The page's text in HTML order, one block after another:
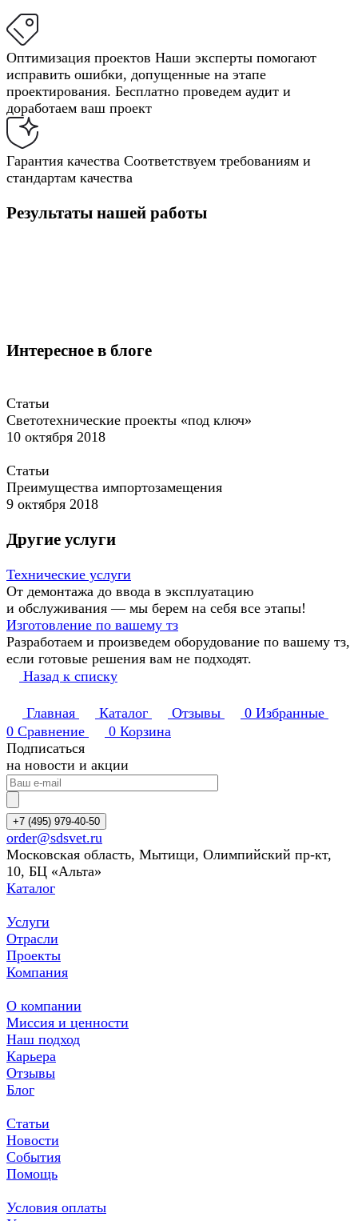
Оптимизация проектов Наши эксперты помогают
исправить ошибки, допущенные на этапе
проектирования. Бесплатно проведем аудит и
доработаем ваш проект
Гарантия качества Соответствуем требованиям и
стандартам качества
Результаты нашей работы
Интересное в блоге
Статьи
Светотехнические проекты «под ключ»
10 октября 2018
Статьи
Преимущества импортозамещения
9 октября 2018
Другие услуги
Технические услуги
От демонтажа до ввода в эксплуатацию
и обслуживания — мы берем на себя все этапы!
Изготовление по вашему тз
Разработаем и произведем оборудование по вашему тз,
если готовые решения вам не подходят.
Назад к списку
Главная Каталог Отзывы 0 Избранные
0 Сравнение 0 Корзина
Подписаться
на новости и акции
+7 (495) 979-40-50
order@sdsvet.ru
Московская область, Мытищи, Олимпийский пр-кт,
10, БЦ «Альта»
Каталог
Услуги
Отрасли
Проекты
Компания
О компании
Миссия и ценности
Наш подход
Карьера
Отзывы
Блог
Статьи
Новости
События
Помощь
Условия оплаты